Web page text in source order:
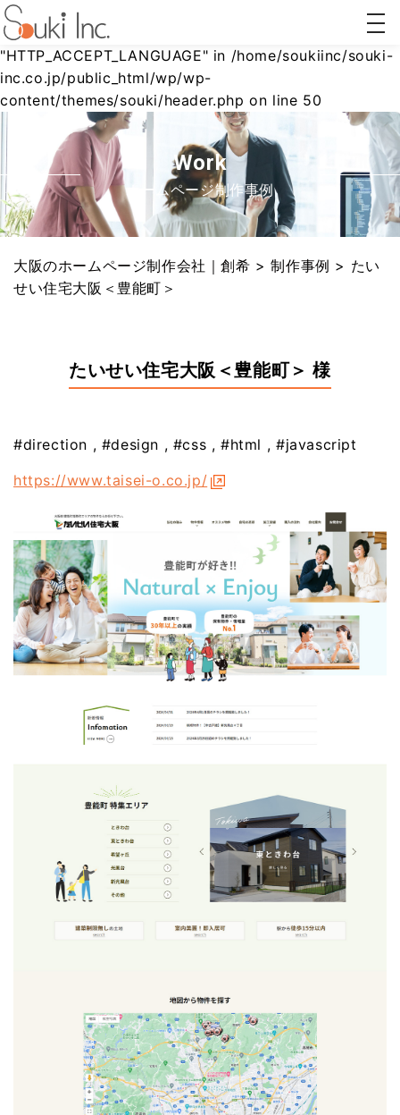
Warning: Undefined array key
"HTTP_ACCEPT_LANGUAGE" in /home/soukiinc/souki-
inc.co.jp/public_html/wp/wp-
content/themes/souki/header.php on line 50
ホーム
ページ
制作
AI対策
(AIO/LLMO)
リステ
ィング
広告
Webコ
ティン
グ
Work
ホームページ制作事例
大阪のホームページ制作会社｜創希 >制作事例 > たい
せい住宅大阪＜豊能町＞
たいせい住宅大阪＜豊能町＞ 様
#direction #design #css #html
#javascript
https://www.taisei-o.co.jp/